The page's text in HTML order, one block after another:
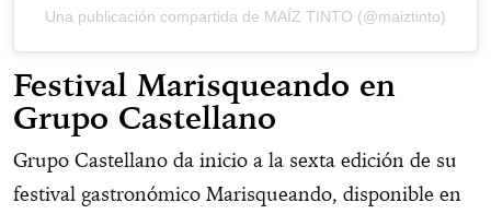
Una publicación compartida de MAÍZ TINTO (@maiztinto)
Festival Marisqueando en
Grupo Castellano
Grupo Castellano da inicio a la sexta edición de su
festival gastronómico Marisqueando, disponible en